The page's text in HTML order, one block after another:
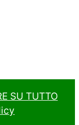
SU TUTTO